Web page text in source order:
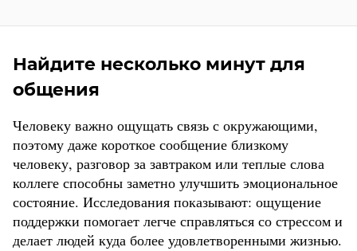
Найдите несколько минут для
общения
Человеку важно ощущать связь с окружающими,
поэтому даже короткое сообщение близкому
человеку, разговор за завтраком или теплые слова
коллеге способны заметно улучшить эмоциональное
состояние. Исследования показывают: ощущение
поддержки помогает легче справляться со стрессом и
делает людей куда более удовлетворенными жизнью.